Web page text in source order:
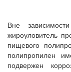
Вне
жироуловитель
пищевого
полипропилен
подвержен